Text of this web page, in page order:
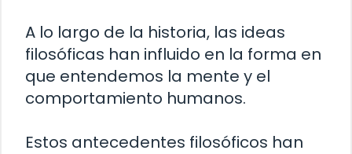
A lo largo de la historia, las ideas
filosóficas han influido en la forma en
que entendemos la mente y el
comportamiento humanos.
Estos antecedentes filosóficos han